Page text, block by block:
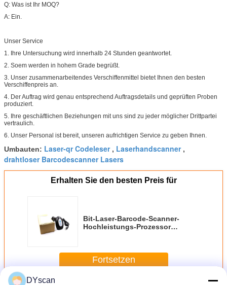
Q: Was ist Ihr MOQ?
A: Ein.
Unser Service
1. Ihre Untersuchung wird innerhalb 24 Stunden geantwortet.
2. Soem werden in hohem Grade begrüßt.
3. Unser zusammenarbeitendes Verschiffenmittel bietet Ihnen den besten
Verschiffenpreis an.
4. Der Auftrag wird genau entsprechend Auftragsdetails und geprüften Proben
produziert.
5. Ihre geschäftlichen Beziehungen mit uns sind zu jeder möglicher Drittpartei
vertraulich.
6. Unser Personal ist bereit, unseren aufrichtigen Service zu geben Ihnen.
Umbauten: Laser-qr Codeleser, Laserhandscanner,
drahtloser Barcodescanner Lasers
Erhalten Sie den besten Preis für
Bit-Laser-Barcode-Scanner-
Hochleistungs-Prozessor
Fortsetzen
DYscan